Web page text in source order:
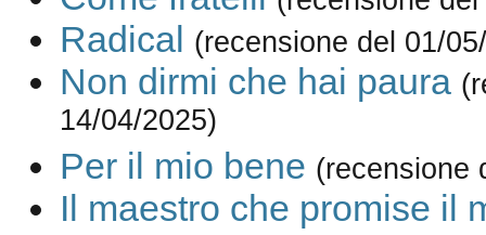
Radical (recensione del 01/
Non dirmi che hai paura
14/04/2025)
Per il mio bene (recensione
Il maestro che promise il